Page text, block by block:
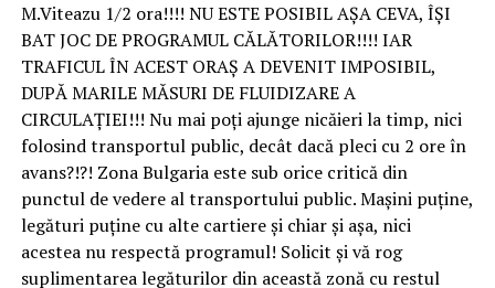
M.Viteazu 1/2 ora!!!! NU ESTE POSIBIL AȘA CEVA, ÎȘI
BAT JOC DE PROGRAMUL CĂLĂTORILOR!!!! IAR
TRAFICUL ÎN ACEST ORAȘ A DEVENIT IMPOSIBIL,
DUPĂ MARILE MĂSURI DE FLUIDIZARE A
CIRCULAȚIEI!!! Nu mai poți ajunge nicăieri la timp, nici
folosind transportul public, decât dacă pleci cu 2 ore în
avans?!?! Zona Bulgaria este sub orice critică din
punctul de vedere al transportului public. Mașini puține,
legături puține cu alte cartiere și chiar și așa, nici
acestea nu respectă programul! Solicit și vă rog
suplimentarea legăturilor din această zonă cu restul